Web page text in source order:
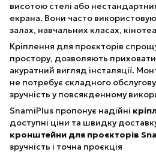
висотою стелі або
екрана. Вони часто
залах, навчальних класах,
Кріплення для проєкторів
простору, дозволяють приховати
акуратний вигляд інсталяції.
не потребує складного
зручність у повсякденному
SnamiPlus пропонує надійні
доступні ціни та швидку
кронштейни для проєкторів
зручність і точна проєкція